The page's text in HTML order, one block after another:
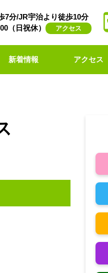
7分/JR宇治より徒歩10分
（日祝休）
アクセス
新着情報 アクセス